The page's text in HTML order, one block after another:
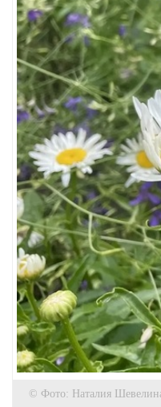
© Фото: Наталия